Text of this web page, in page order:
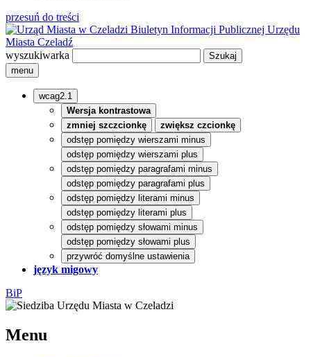
przesuń do treści
Biuletyn Informacji Publicznej Urzędu
Miasta Czeladź
wyszukiwarka
menu
wcag2.1
Wersja kontrastowa
zmniej szczcionkę
zwiększ czcionkę
odstęp pomiędzy wierszami minus
odstęp pomiędzy wierszami plus
odstęp pomiędzy paragrafami minus
odstęp pomiędzy paragrafami plus
odstęp pomiędzy literami minus
odstęp pomiędzy literami plus
odstęp pomiędzy słowami minus
odstęp pomiędzy słowami plus
przywróć domyślne ustawienia
język migowy
BiP
Menu